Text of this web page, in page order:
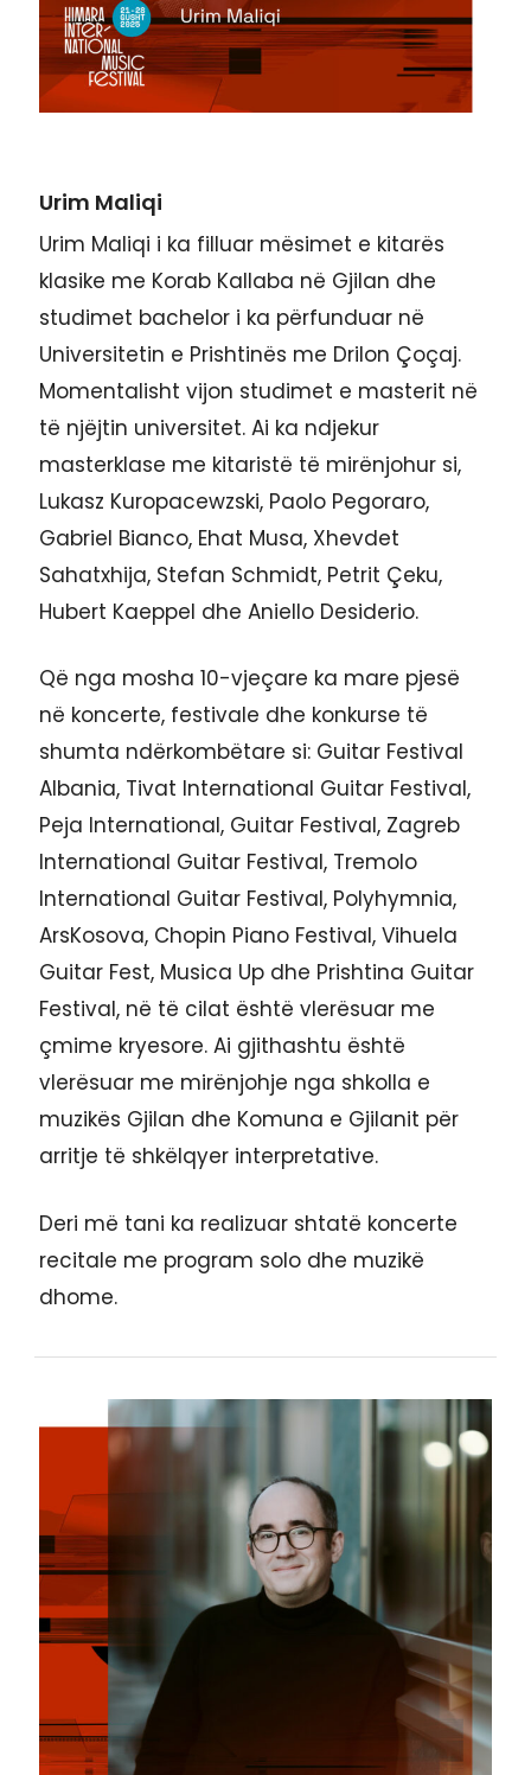
Urim Maliqi
Urim Maliqi i ka filluar mësimet e kitarës
klasike me Korab Kallaba në Gjilan dhe
studimet bachelor i ka përfunduar në
Universitetin e Prishtinës me Drilon Çoçaj.
Momentalisht vijon studimet e masterit në
të njëjtin universitet. Ai ka ndjekur
masterklase me kitaristë të mirënjohur si,
Lukasz Kuropacewzski, Paolo Pegoraro,
Gabriel Bianco, Ehat Musa, Xhevdet
Sahatxhija, Stefan Schmidt, Petrit Çeku,
Hubert Kaeppel dhe Aniello Desiderio.
Që nga mosha 10-vjeçare ka mare pjesë
në koncerte, festivale dhe konkurse të
shumta ndërkombëtare si: Guitar Festival
Albania, Tivat International Guitar Festival,
Peja International, Guitar Festival, Zagreb
International Guitar Festival, Tremolo
International Guitar Festival, Polyhymnia,
ArsKosova, Chopin Piano Festival, Vihuela
Guitar Fest, Musica Up dhe Prishtina Guitar
Festival, në të cilat është vlerësuar me
çmime kryesore. Ai gjithashtu është
vlerësuar me mirënjohje nga shkolla e
muzikës Gjilan dhe Komuna e Gjilanit për
arritje të shkëlqyer interpretative.
Deri më tani ka realizuar shtatë koncerte
recitale me program solo dhe muzikë
dhome.